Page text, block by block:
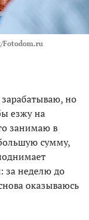
Fotodom.ru
но
езжу на
занимаю в
сумму,
за неделю до
оказываюсь